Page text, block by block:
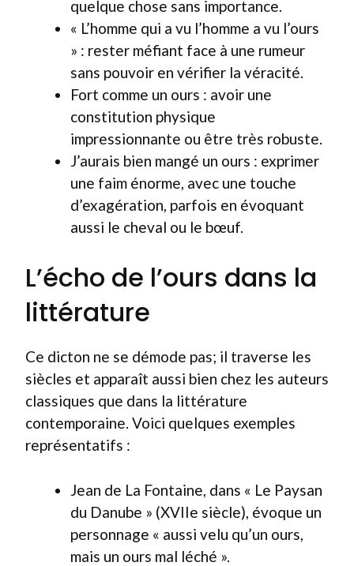
quelque chose sans importance.
« L’homme qui a vu l’homme a vu l’ours
» : rester méfiant face à une rumeur
sans pouvoir en vérifier la véracité.
Fort comme un ours : avoir une
constitution physique
impressionnante ou être très robuste.
J’aurais bien mangé un ours : exprimer
une faim énorme, avec une touche
d’exagération, parfois en évoquant
aussi le cheval ou le bœuf.
L’écho de l’ours dans la
littérature
Ce dicton ne se démode pas; il traverse les
siècles et apparaît aussi bien chez les auteurs
classiques que dans la littérature
contemporaine. Voici quelques exemples
représentatifs :
Jean de La Fontaine, dans « Le Paysan
du Danube » (XVIIe siècle), évoque un
personnage « aussi velu qu’un ours,
mais un ours mal léché ».